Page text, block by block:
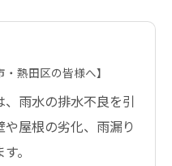
・熱田区の皆様へ】
、雨水の排水不良を引
屋根の劣化、雨漏り
。